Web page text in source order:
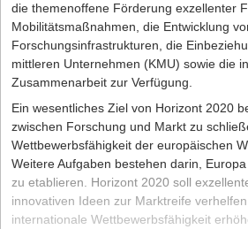
die themenoffene Förderung exzellenter
Mobilitätsmaßnahmen, die Entwicklung
Forschungsinfrastrukturen, die
mittleren Unternehmen (KMU) sowie die
Zusammenarbeit zur Verfügung.
Ein wesentliches Ziel von Horizont 2020
zwischen Forschung und Markt zu
Wettbewerbsfähigkeit der europäischen
Weitere Aufgaben bestehen darin, Europa
zu etablieren. Horizont 2020 soll
innovativen Ideen zur Marktreife
internationale Wettbewerbsfähigkeit